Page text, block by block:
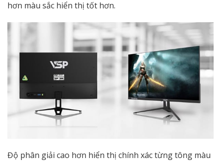
hơn màu sắc hiển thị tốt hơn.
Độ phân giải cao hơn hiển thị chính xác từng tông màu